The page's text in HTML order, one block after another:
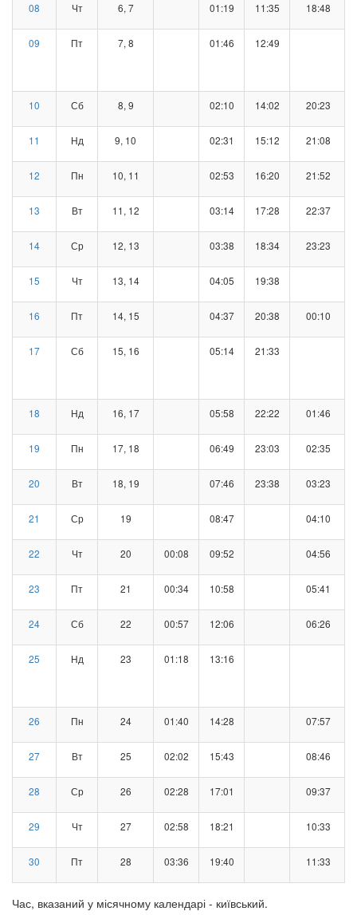
08 Чт 6, 7 01:19 11:35 18:48
09 Пт 7, 8 01:46 12:49
10 Сб 8, 9 02:10 14:02 20:23
11 Нд 9, 10 02:31 15:12 21:08
12 Пн 10, 11 02:53 16:20 21:52
13 Вт 11, 12 03:14 17:28 22:37
14 Ср 12, 13 03:38 18:34 23:23
15 Чт 13, 14 04:05 19:38
16 Пт 14, 15 04:37 20:38 00:10
17 Сб 15, 16 05:14 21:33
18 Нд 16, 17 05:58 22:22 01:46
19 Пн 17, 18 06:49 23:03 02:35
20 Вт 18, 19 07:46 23:38 03:23
21 Ср 19 08:47 04:10
22 Чт 20 00:08 09:52 04:56
23 Пт 21 00:34 10:58 05:41
24 Сб 22 00:57 12:06 06:26
25 Нд 23 01:18 13:16
26 Пн 24 01:40 14:28 07:57
27 Вт 25 02:02 15:43 08:46
28 Ср 26 02:28 17:01 09:37
29 Чт 27 02:58 18:21 10:33
30 Пт 28 03:36 19:40 11:33
Час, вказаний у місячному календарі - київський.